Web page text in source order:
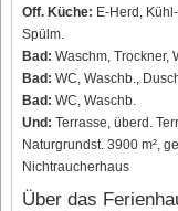
Off. Küche: E-Herd,
Spülm.
Bad: Waschm, Trockner,
Bad: WC, Waschb.,
Bad: WC, Waschb.
Und: Terrasse, überd.
Naturgrundst. 3900 m²,
Nichtraucherhaus
Über das